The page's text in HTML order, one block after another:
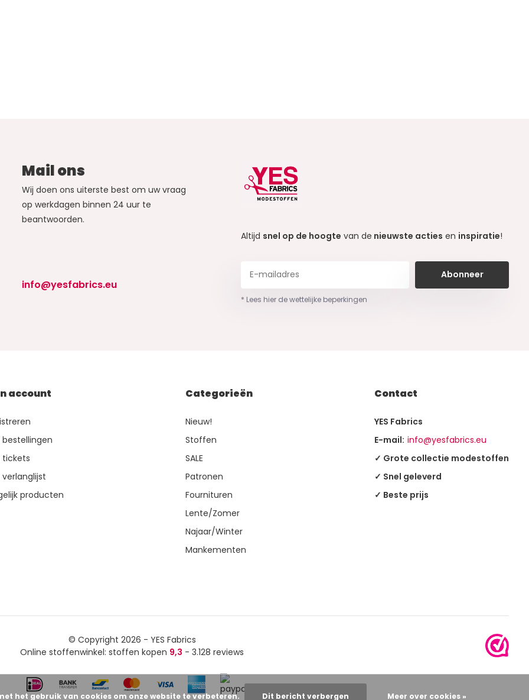
Mail ons
Wij doen ons uiterste best om uw vraag
op werkdagen binnen 24 uur te
beantwoorden.
info@yesfabrics.eu
Altijd snel op de hoogte van de nieuwste acties en inspiratie!
Abonneer
* Lees hier de wettelijke beperkingen
account
bestellingen
tickets
verlanglijst
producten
Categorieën
Nieuw!
Stoffen
SALE
Patronen
Fournituren
Lente/Zomer
Najaar/Winter
Mankementen
Contact
YES Fabrics
E-mail: info@yesfabrics.eu
✓ Grote collectie modestoffen
✓ Snel geleverd
✓ Beste prijs
© Copyright 2026 - YES Fabrics
Online stoffenwinkel: stoffen kopen 9,3 - 3.128 reviews
het gebruik van cookies om onze website te verbeteren. Dit bericht verbergen Meer over cookies »